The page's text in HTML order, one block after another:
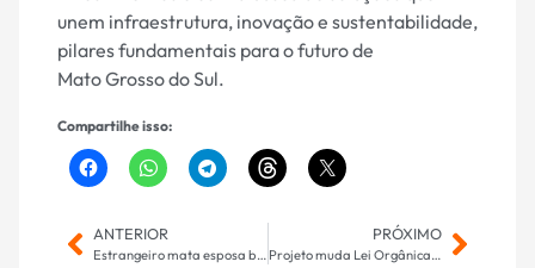
unem infraestrutura, inovação e sustentabilidade,
pilares fundamentais para o futuro de
Mato Grosso do Sul.
Compartilhe isso:
ANTERIOR
Estrangeiro mata esposa brasileira, os dois enteados e atira na sogra em SC
PRÓXIMO
Projeto muda Lei Orgânica e estabelece regras para transferência de membros do MPMS